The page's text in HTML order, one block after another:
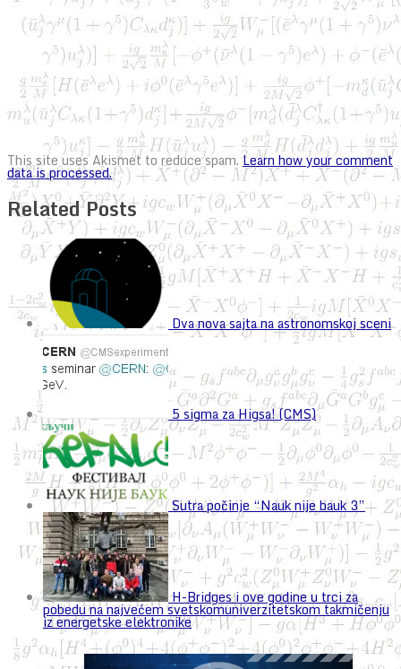
This site uses Akismet to reduce spam. Learn how your comment
data is processed.
Related Posts
Dva nova sajta na astronomskoj sceni
5 sigma za Higsa! (CMS)
Sutra počinje “Nauk nije bauk 3”
H-Bridges i ove godine u trci za
pobedu na najvećem svetskomuniverzitetskom takmičenju
iz energetske elektronike